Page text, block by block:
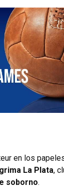
en los
La Plata,
soborno.